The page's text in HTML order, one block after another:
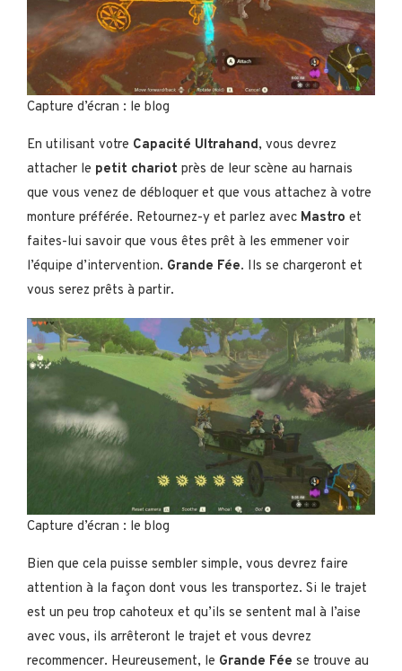
Capture d’écran : le blog
En utilisant votre Capacité Ultrahand, vous devrez
attacher le petit chariot près de leur scène au harnais
que vous venez de débloquer et que vous attachez à votre
monture préférée. Retournez-y et parlez avec Mastro et
faites-lui savoir que vous êtes prêt à les emmener voir
l’équipe d’intervention. Grande Fée. Ils se chargeront et
vous serez prêts à partir.
Capture d’écran : le blog
Bien que cela puisse sembler simple, vous devrez faire
attention à la façon dont vous les transportez. Si le trajet
est un peu trop cahoteux et qu’ils se sentent mal à l’aise
avec vous, ils arrêteront le trajet et vous devrez
recommencer. Heureusement, le Grande Fée se trouve au